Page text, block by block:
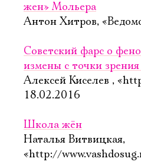
жен» Мольера
Антон Хитров,
Советский фарс о
измены с точки
Алексей Киселев ,
18.02.2016
Школа жён
Наталья Витвицкая,
«http://